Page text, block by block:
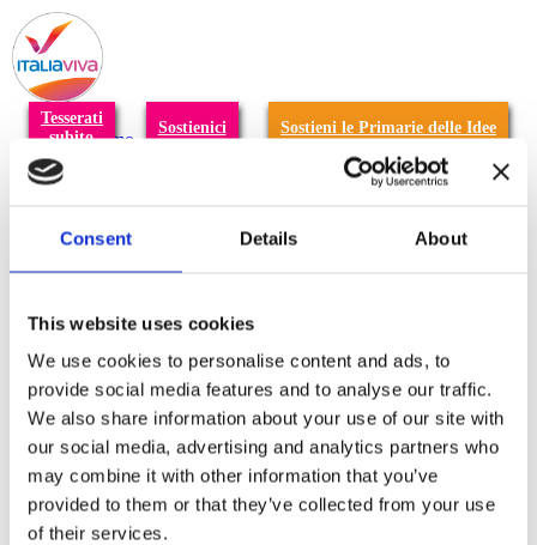
Consent Details About
This website uses cookies
We use cookies to personalise content and ads, to
provide social media features and to analyse our traffic.
We also share information about your use of our site with
our social media, advertising and analytics partners who
may combine it with other information that you’ve
provided to them or that they’ve collected from your use
of their services.
Tesserati
subito
Sostienici Sostieni le Primarie delle Idee
Chi siamo
Congresso 2023
Partecipa
Petizioni
2x1000 – C46
Scuola di formazione Meritare l’Europa
Materiali e grafiche
Registrazione Leopolda 14 - 2026
Radio Leopolda
News
Interviste
Interventi
News dal territorio
Enews